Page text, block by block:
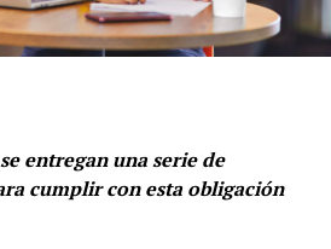
en cabeza de Grupo Argos
afirma, Juan Esteban
entregan una serie de
cumplir con esta obligación